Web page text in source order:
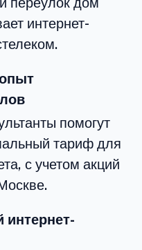
интернет-
помогут
тариф для
с учетом акций